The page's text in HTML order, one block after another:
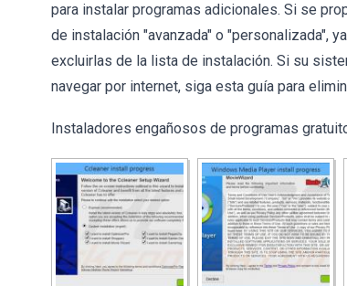
para instalar programas adicionales. Si se
de instalación "avanzada" o "personalizada",
excluirlas de la lista de instalación. Si su
navegar por internet, siga esta guía para
Instaladores engañosos de programas